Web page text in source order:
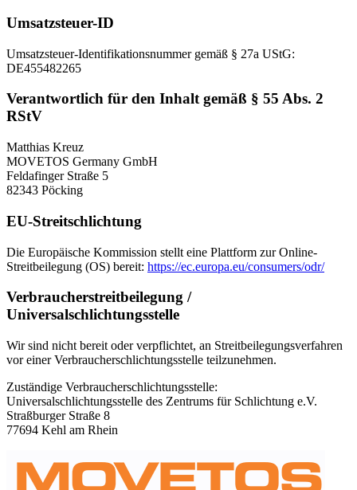
Umsatzsteuer-ID
Umsatzsteuer-Identifikationsnummer gemäß § 27a UStG:
DE455482265
Verantwortlich für den Inhalt gemäß § 55 Abs. 2
RStV
Matthias Kreuz
MOVETOS Germany GmbH
Feldafinger Straße 5
82343 Pöcking
EU-Streitschlichtung
Die Europäische Kommission stellt eine Plattform zur Online-
Streitbeilegung (OS) bereit: https://ec.europa.eu/consumers/odr/
Verbraucherstreitbeilegung /
Universalschlichtungsstelle
Wir sind nicht bereit oder verpflichtet, an Streitbeilegungsverfahren
vor einer Verbraucherschlichtungsstelle teilzunehmen.
Zuständige Verbraucherschlichtungsstelle:
Universalschlichtungsstelle des Zentrums für Schlichtung e.V.
Straßburger Straße 8
77694 Kehl am Rhein